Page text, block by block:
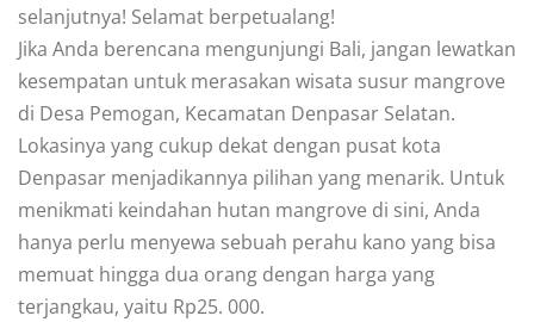
selanjutnya! Selamat berpetualang!
Jika Anda berencana mengunjungi Bali, jangan lewatkan
kesempatan untuk merasakan wisata susur mangrove
di Desa Pemogan, Kecamatan Denpasar Selatan.
Lokasinya yang cukup dekat dengan pusat kota
Denpasar menjadikannya pilihan yang menarik. Untuk
menikmati keindahan hutan mangrove di sini, Anda
hanya perlu menyewa sebuah perahu kano yang bisa
memuat hingga dua orang dengan harga yang
terjangkau, yaitu Rp25. 000.